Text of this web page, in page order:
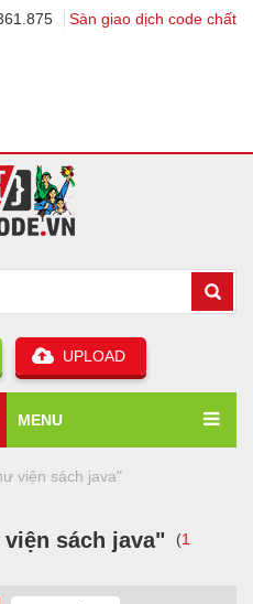
Sàn giao dịch code chất
UPLOAD
MENU
viện sách java"
sách java" (1